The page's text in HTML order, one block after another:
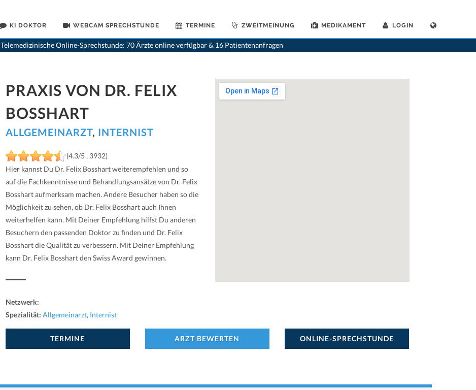
KI DOKTOR WEBCAM SPRECHSTUNDE TERMINE ZWEITMEINUNG MEDIKAMENT LOGIN
Telemedizinische Online-Sprechstunde: 70 Ärzte online verfügbar & 16 Patientenanfragen
>Allgemeinaerzte>Steinhausen>Dr. Felix Bosshart>Praxis von Dr. Felix Bosshart
PRAXIS VON DR. FELIX
BOSSHART
ALLGEMEINARZT, INTERNIST
(4.3/5 , 3932)
Hier kannst Du Dr. Felix Bosshart weiterempfehlen und so
auf die Fachkenntnisse und Behandlungsansätze von Dr. Felix
Bosshart aufmerksam machen. Andere Besucher haben so die
Möglichkeit zu sehen, ob Dr. Felix Bosshart auch Ihnen
weiterhelfen kann. Mit Deiner Empfehlung hilfst Du anderen
Besuchern den passenden Doktor zu finden und Dr. Felix
Bosshart die Qualität zu verbessern. Mit Deiner Empfehlung
kann Dr. Felix Bosshart den Swiss Award gewinnen.
Netzwerk:
Spezialität: Allgemeinarzt, Internist
TERMINE ARZT BEWERTEN ONLINE-SPRECHSTUNDE